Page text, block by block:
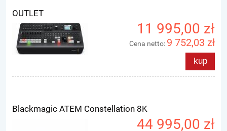
OUTLET
11 995,00 zł
Cena netto: 9 752,03 zł
kup
Blackmagic ATEM Constellation 8K
44 995,00 zł